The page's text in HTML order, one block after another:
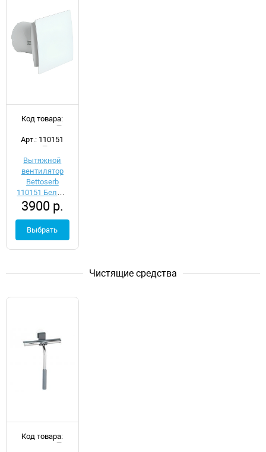
Код товара:
Арт.: 110151
Вытяжной
вентилятор
Bettoserb
110151 Белый
с обратным
клапаном
3900 р.
Выбрать
Чистящие средства
Код товара: